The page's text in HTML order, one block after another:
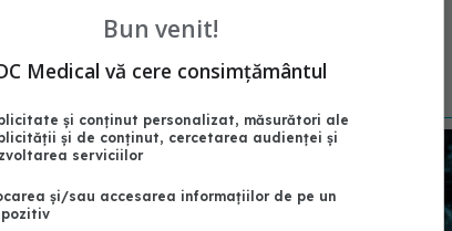
Bun venit!
Medical vă cere consimțământul
și conținut personalizat, măsurători ale
și de conținut, cercetarea audienței și
serviciilor
și/sau accesarea informațiilor de pe un